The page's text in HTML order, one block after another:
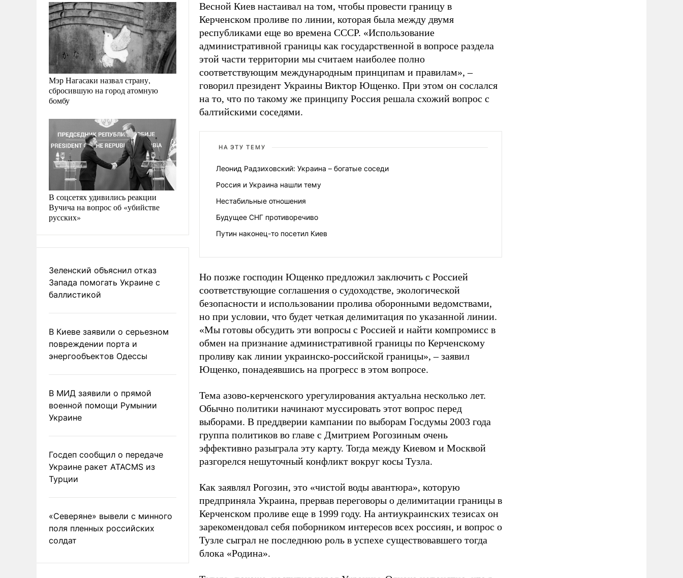
Мэр Нагасаки назвал страну,
сбросившую на город атомную
бомбу
В соцсетях удивились реакции
Вучича на вопрос об «убийстве
русских»
Зеленский объяснил отказ
Запада помогать Украине с
баллистикой
В Киеве заявили о серьезном
повреждении порта и
энергообъектов Одессы
В МИД заявили о прямой
военной помощи Румынии
Украине
Госдеп сообщил о передаче
Украине ракет ATACMS из
Турции
«Северяне» вывели с минного
поля пленных российских
солдат
Весной Киев настаивал на том, чтобы провести границу в
Керченском проливе по линии, которая была между двумя
республиками еще во времена СССР. «Использование
административной границы как государственной в вопросе раздела
этой части территории мы считаем наиболее полно
соответствующим международным принципам и правилам», –
говорил президент Украины Виктор Ющенко. При этом он сослался
на то, что по такому же принципу Россия решала схожий вопрос с
балтийскими соседями.
НА ЭТУ ТЕМУ
Леонид Радзиховский: Украина – богатые соседи
Россия и Украина нашли тему
Нестабильные отношения
Будущее СНГ противоречиво
Путин наконец-то посетил Киев
Но позже господин Ющенко предложил заключить с Россией
соответствующие соглашения о судоходстве, экологической
безопасности и использовании пролива оборонными ведомствами,
но при условии, что будет четкая делимитация по указанной линии.
«Мы готовы обсудить эти вопросы с Россией и найти компромисс в
обмен на признание административной границы по Керченскому
проливу как линии украинско-российской границы», – заявил
Ющенко, понадеявшись на прогресс в этом вопросе.
Тема азово-керченского урегулирования актуальна несколько лет.
Обычно политики начинают муссировать этот вопрос перед
выборами. В преддверии кампании по выборам Госдумы 2003 года
группа политиков во главе с Дмитрием Рогозиным очень
эффективно разыграла эту карту. Тогда между Киевом и Москвой
разгорелся нешуточный конфликт вокруг косы Тузла.
Как заявлял Рогозин, это «чистой воды авантюра», которую
предприняла Украина, прервав переговоры о делимитации границы в
Керченском проливе еще в 1999 году. На антиукраинских тезисах он
зарекомендовал себя поборником интересов всех россиян, и вопрос о
Тузле сыграл не последнюю роль в успехе существовавшего тогда
блока «Родина».